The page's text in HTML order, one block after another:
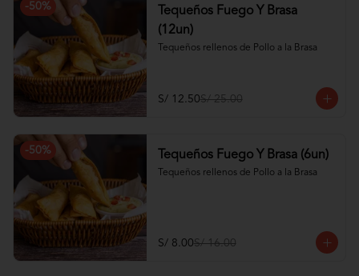
-50%
Tequeños Fuego Y Brasa
(12un)
Tequeños rellenos de Pollo a la Brasa
S/ 12.50S/ 25.00
-50% Tequeños Fuego Y Brasa (6un)
Tequeños rellenos de Pollo a la Brasa
S/ 8.00S/ 16.00